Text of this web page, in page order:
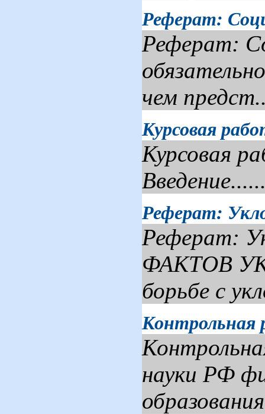
Реферат:
Реферат:
чем
Курсовая
Курсовая
Реферат:
Реферат:
ФАКТОВ
борьбе с
Контрольная
науки РФ